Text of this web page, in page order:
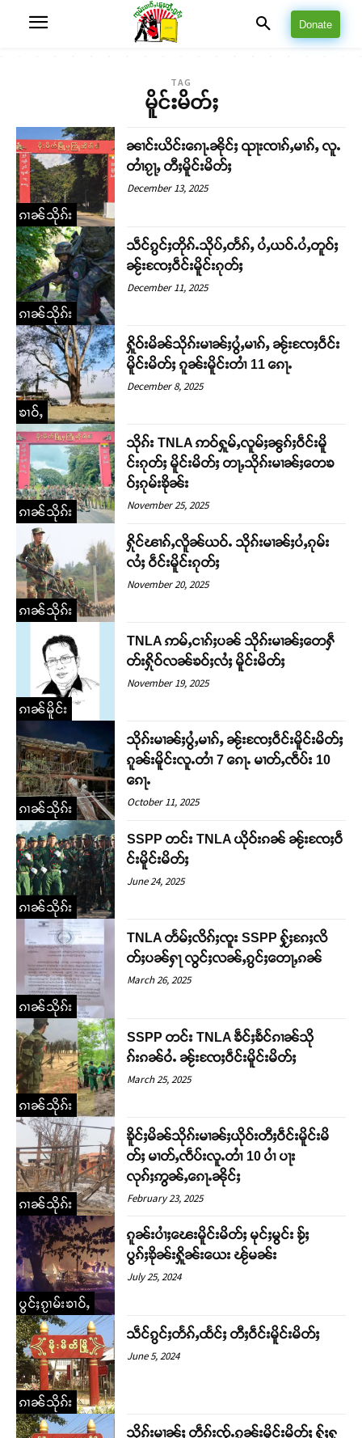
တႃႇႁႂ်ႈသဵင်ၵၢင်ၸႂ်ၵူၼ်းမိူင်း ၵူႈတီႈၵူႈလႅၼ်ပေႃးတေၸွ
တ်ႇ တူဝ်ႈလုမ်ႈၾႃႉၼၼ်ႉ ၶဝ်ႈႁူမ်ႈၵမ်ႉထႅမ် ၸုမ်းၶၢ
ဝ်ႇၽူႈတွႆႇႁွၵ်ႈ လႆႈယူႇၶႃႈဢေႃႈ။
Donate Now
Donate
TAG
မိူင်းမိတ်ႈ
ၵၢၼ်သိုၵ်း
ၼၢင်းယိင်းၵေႃႉၼိုင်ႈ ၺႃးၸၢၵ်ႇမၢၵ်ႇ လူႉ
တၢႆၵႂႃႇ တီႈမိူင်းမိတ်ႈ
December 13, 2025
ၵၢၼ်သိုၵ်း
သဵင်ၵွင်ႈတိုၵ်ႉသိုပ်ႇတႅၵ်ႇ ပႆႇယဝ်ႉပႆႇတူဝ်ႈ
ၼႂ်းၸႄႈဝဵင်းမိူင်းၵုတ်ႈ
December 11, 2025
ၶၢဝ်ႇ
ႁိူဝ်းမိၼ်သိုၵ်းမၢၼ်ႈပွႆႇမၢၵ်ႇ ၼႂ်းၸႄႈဝဵင်း
မိူင်းမိတ်ႈ ၵူၼ်းမိူင်းတၢႆ 11 ၵေႃႉ
December 8, 2025
ၵၢၼ်သိုၵ်း
သိုၵ်း TNLA ဢဝ်ႁူမ်ႇလူမ်ႈၼွၵ်ႈဝဵင်းမိူ
င်းၵုတ်ႈ မိူင်းမိတ်ႈ တႃႇသိုၵ်းမၢၼ်ႈတေၶ
ဝ်ႈၵုမ်းၶိုၼ်း
November 25, 2025
ၵၢၼ်သိုၵ်း
ႁိုင်ၽၢၵ်ႇလိူၼ်ယဝ်ႉ သိုၵ်းမၢၼ်ႈပႆႇၵုမ်း
လႆႈ ဝဵင်းမိူင်းၵုတ်ႈ
November 20, 2025
ၵၢၼ်မိူင်း
TNLA ဢမ်ႇငၢၵ်ႈပၼ် သိုၵ်းမၢၼ်ႈတေႁဵ
တ်းႁိုဝ်လၼ်ၶဝ်ႈလႆႈ မိူင်းမိတ်ႈ
November 19, 2025
ၵၢၼ်သိုၵ်း
သိုၵ်းမၢၼ်ႈပွႆႇမၢၵ်ႇ ၼႂ်းၸႄႈဝဵင်းမိူင်းမိတ်ႈ
ၵူၼ်းမိူင်းလူႉတၢႆ 7 ၵေႃႉ မၢတ်ႇၸဵပ်း 10
ၵေႃႉ
October 11, 2025
ၵၢၼ်သိုၵ်း
SSPP တင်း TNLA ယိုဝ်းၵၼ် ၼႂ်းၸႄႈဝဵ
င်းမိူင်းမိတ်ႈ
June 24, 2025
ၵၢၼ်သိုၵ်း
TNLA တႅမ်ႈလိၵ်ႈၸူး SSPP ႁႂ်ႈၵႄႈလိ
တ်ႈပၼ်ႁႃ လွင်ႈလၼ်ႇၵွင်ႈတေႃႇၵၼ်
March 26, 2025
ၵၢၼ်သိုၵ်း
SSPP တင်း TNLA ၶဵင်ႈၶႅင်ၵၢၼ်သို
ၵ်းၵၼ်ဝႆႉ ၼႂ်းၸႄႈဝဵင်းမိူင်းမိတ်ႈ
March 25, 2025
ၵၢၼ်သိုၵ်း
ၶိူင်ႈမိၼ်သိုၵ်းမၢၼ်ႈယိုဝ်းတီႈဝဵင်းမိူင်းမိ
တ်ႈ မၢတ်ႇၸဵပ်းလူႉတၢႆ 10 ပၢႆ ပႃး
လုၵ်ႈဢွၼ်ႇၵေႃႉၼိုင်ႈ
February 23, 2025
ပွင်ႈၵႂၢမ်းၶၢဝ်ႇ
ၵူၼ်းပၢႆႈၽေးမိူင်းမိတ်ႈ မုင်ႈမွင်း ၶႂ်ႈ
ပွၵ်ႈၶိုၼ်းႁိူၼ်းယေး ၽႂ်မၼ်း
July 25, 2024
ၵၢၼ်သိုၵ်း
သဵင်ၵွင်ႈတႅၵ်ႇထႅင်ႈ တီႈဝဵင်းမိူင်းမိတ်ႈ
June 5, 2024
သိုၵ်းမၢၼ်ႈ တဵၵ်းၸႂ်ႉၵူၼ်းမိူင်းမိတ်ႈ ႁႂ်ႈႁု